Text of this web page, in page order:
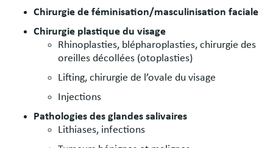
Chirurgie de féminisation/masculinisation faciale
Chirurgie plastique du visage
Rhinoplasties, blépharoplasties, chirurgie des
oreilles décollées (otoplasties)
Lifting, chirurgie de l’ovale du visage
Injections
Pathologies des glandes salivaires
Lithiases, infections